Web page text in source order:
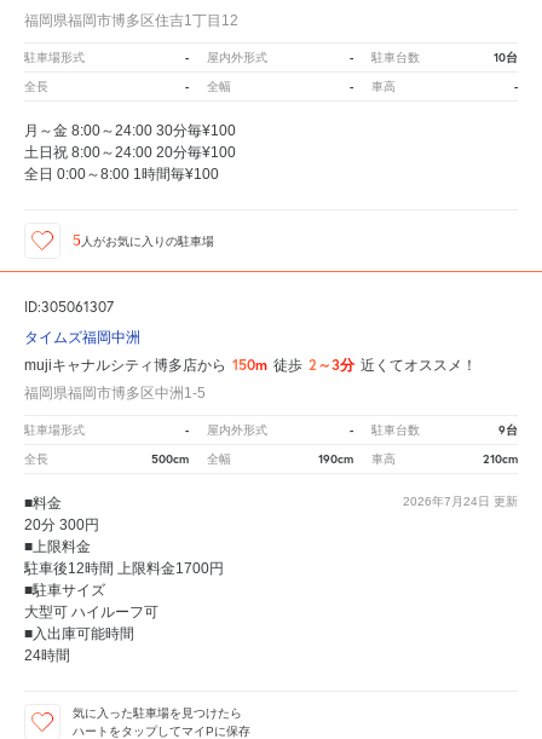
福岡県福岡市博多区住吉1丁目12
駐車場形式 - 屋内外形式 - 駐車台数 10台
全長 - 全幅 - 車高 -
月～金 8:00～24:00 30分毎¥100
土日祝 8:00～24:00 20分毎¥100
全日 0:00～8:00 1時間毎¥100
5 人がお気に入りの駐車場
ID:305061307
タイムズ福岡中洲
mujiキャナルシティ博多店から 150m 徒歩 2～3分 近くてオススメ！
福岡県福岡市博多区中洲1-5
駐車場形式 - 屋内外形式 - 駐車台数 9台
全長 500cm 全幅 190cm 車高 210cm
2026年7月24日 更新
■料金
20分 300円
■上限料金
駐車後12時間 上限料金1700円
■駐車サイズ
大型可 ハイルーフ可
■入出庫可能時間
24時間
気に入った駐車場を見つけたら
ハートをタップしてマイPに保存